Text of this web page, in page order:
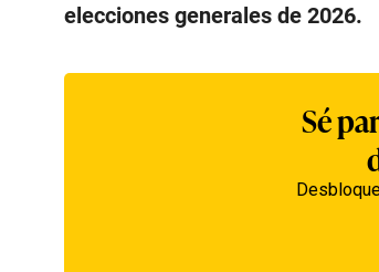
elecciones generales de 2026.